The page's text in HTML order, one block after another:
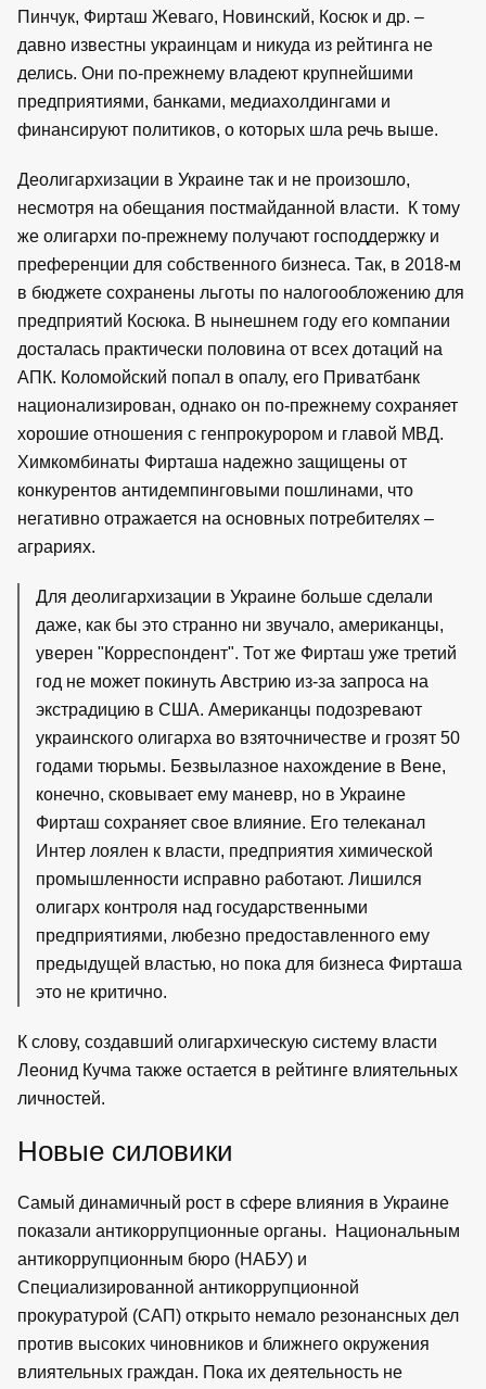
Пинчук, Фирташ Жеваго, Новинский, Косюк и др. –
давно известны украинцам и никуда из рейтинга не
делись. Они по-прежнему владеют крупнейшими
предприятиями, банками, медиахолдингами и
финансируют политиков, о которых шла речь выше.
Деолигархизации в Украине так и не произошло,
несмотря на обещания постмайданной власти. К тому
же олигархи по-прежнему получают господдержку и
преференции для собственного бизнеса. Так, в 2018-м
в бюджете сохранены льготы по налогообложению для
предприятий Косюка. В нынешнем году его компании
досталась практически половина от всех дотаций на
АПК. Коломойский попал в опалу, его Приватбанк
национализирован, однако он по-прежнему сохраняет
хорошие отношения с генпрокурором и главой МВД.
Химкомбинаты Фирташа надежно защищены от
конкурентов антидемпинговыми пошлинами, что
негативно отражается на основных потребителях –
аграриях.
Для деолигархизации в Украине больше сделали
даже, как бы это странно ни звучало, американцы,
уверен "Корреспондент". Тот же Фирташ уже третий
год не может покинуть Австрию из-за запроса на
экстрадицию в США. Американцы подозревают
украинского олигарха во взяточничестве и грозят 50
годами тюрьмы. Безвылазное нахождение в Вене,
конечно, сковывает ему маневр, но в Украине
Фирташ сохраняет свое влияние. Его телеканал
Интер лоялен к власти, предприятия химической
промышленности исправно работают. Лишился
олигарх контроля над государственными
предприятиями, любезно предоставленного ему
предыдущей властью, но пока для бизнеса Фирташа
это не критично.
К слову, создавший олигархическую систему власти
Леонид Кучма также остается в рейтинге влиятельных
личностей.
Новые силовики
Самый динамичный рост в сфере влияния в Украине
показали антикоррупционные органы. Национальным
антикоррупционным бюро (НАБУ) и
Специализированной антикоррупционной
прокуратурой (САП) открыто немало резонансных дел
против высоких чиновников и ближнего окружения
влиятельных граждан. Пока их деятельность не